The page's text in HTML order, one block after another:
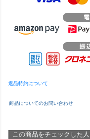
返品特約について
商品についてのお問い合わせ
この商品をチェックした